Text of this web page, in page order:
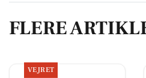
FLERE
VEJRET